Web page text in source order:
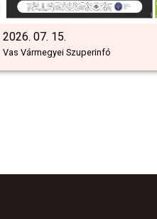
2026. 07. 15.
Vas Vármegyei Szuperinfó